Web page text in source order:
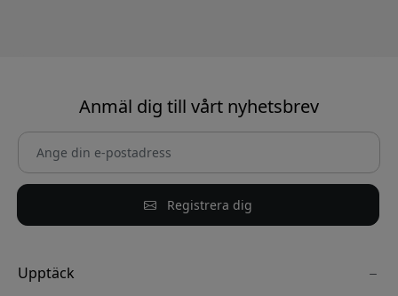
Anmäl dig till vårt nyhetsbrev
Registrera dig
Upptäck